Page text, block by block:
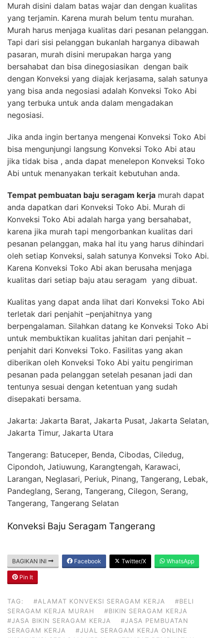
Murah disini dalam batas wajar dan dengan kualitas
yang terjamin. Karena murah belum tentu murahan.
Murah harus menjaga kualitas dari pesanan pelanggan.
Tapi dari sisi pelanggan bukanlah harganya dibawah
pasaran, murah disini merupakan harga yang
bersahabat dan bisa dinegosiasikan dengan baik
dengan Konveksi yang diajak kerjasama, salah satunya
yang bisa anda negosiasi adalah Konveksi Toko Abi
yang terbuka untuk anda dalam mengadakan
negosiasi.
Jika anda ingin bertanya mengenai Konveksi Toko Abi
bisa mengunjungi langsung Konveksi Toko Abi atau
jika tidak bisa , anda dapat menelepon Konveksi Toko
Abi untuk menanyakan terkait kebutuhan anda.
Tempat pembuatan baju seragam kerja murah dapat
anda dapatkan dari Konveksi Toko Abi. Murah di
Konveksi Toko Abi adalah harga yang bersahabat,
karena jika murah tapi mengorbankan kualitas dari
pesanan pelanggan, maka hal itu yang harus dihindari
oleh setiap Konveksi, salah satunya Konveksi Toko Abi.
Karena Konveksi Toko Abi akan berusaha menjaga
kualitas dari setiap baju atau seragam yang dibuat.
Kualitas yang dapat anda lihat dari Konveksi Toko Abi
terletak dari penjahit –penjahitnya yang
berpengalaman. Silahkan datang ke Konveksi Toko Abi
untuk membuktikan kualitas jahitan dari penjahit –
penjahit dari Konveksi Toko. Fasilitas yang akan
diberikan oleh Konveksi Toko Abi yaitu pengiriman
pesanan pada pelanggan setelah pesanan jadi dan
tentunya sesuai dengan ketentuan yang sudah
disepakati bersama.
Jakarta: Jakarta Barat, Jakarta Pusat, Jakarta Selatan,
Jakarta Timur, Jakarta Utara
Tangerang: Batuceper, Benda, Cibodas, Ciledug,
Cipondoh, Jatiuwung, Karangtengah, Karawaci,
Larangan, Neglasari, Periuk, Pinang, Tangerang, Lebak,
Pandeglang, Serang, Tangerang, Cilegon, Serang,
Tangerang, Tangerang Selatan
Konveksi Baju Seragam Tangerang
BAGIKAN INI Facebook Twitter/X WhatsApp
Pin It
TAG: #ALAMAT KONVEKSI SERAGAM KERJA
#BELI
SERAGAM KERJA MURAH
#BIKIN SERAGAM KERJA
#JASA BIKIN SERAGAM KERJA
#JASA PEMBUATAN
SERAGAM KERJA
#JUAL SERAGAM KERJA ONLINE